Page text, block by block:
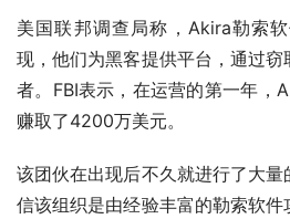
美国联邦调查局称，Akira勒索
现，他们为黑客提供平台，通过
者。FBI表示，在运营的第一年，
赚取了4200万美元。
该团伙在出现后不久就进行了大
信该组织是由经验丰富的勒索软